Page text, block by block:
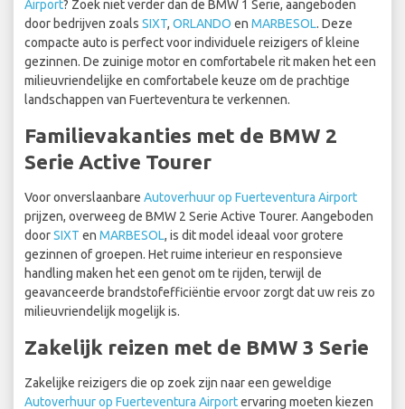
Airport? Zoek niet verder dan de BMW 1 Serie, aangeboden
door bedrijven zoals SIXT, ORLANDO en MARBESOL. Deze
compacte auto is perfect voor individuele reizigers of kleine
gezinnen. De zuinige motor en comfortabele rit maken het een
milieuvriendelijke en comfortabele keuze om de prachtige
landschappen van Fuerteventura te verkennen.
Familievakanties met de BMW 2
Serie Active Tourer
Voor onverslaanbare Autoverhuur op Fuerteventura Airport
prijzen, overweeg de BMW 2 Serie Active Tourer. Aangeboden
doorSIXT en MARBESOL, is dit model ideaal voor grotere
gezinnen of groepen. Het ruime interieur en responsieve
handling maken het een genot om te rijden, terwijl de
geavanceerde brandstofefficiëntie ervoor zorgt dat uw reis zo
milieuvriendelijk mogelijk is.
Zakelijk reizen met de BMW 3 Serie
Zakelijke reizigers die op zoek zijn naar een geweldige
Autoverhuur op Fuerteventura Airportervaring moeten kiezen